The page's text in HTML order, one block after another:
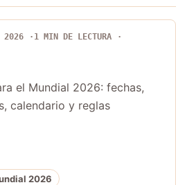
2026
1 MIN DE LECTURA
el Mundial 2026: fechas,
calendario y reglas
2026